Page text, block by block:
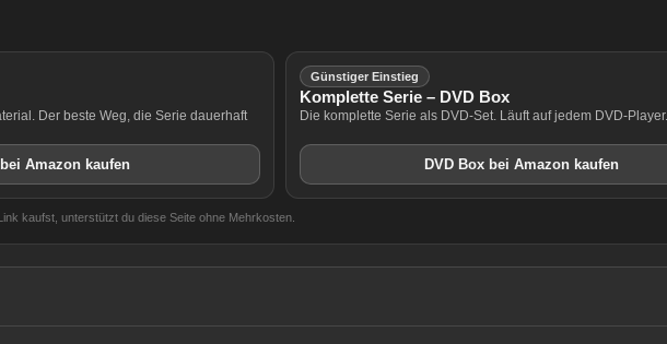
Der beste Weg, die Serie dauerhaft
Amazon kaufen
Günstiger Einstieg
Komplette Serie – DVD Box
Die komplette Serie als DVD-Set. Läuft auf jedem DVD-Player.
DVD Box bei Amazon kaufen
kaufst, unterstützt du diese Seite ohne Mehrkosten.